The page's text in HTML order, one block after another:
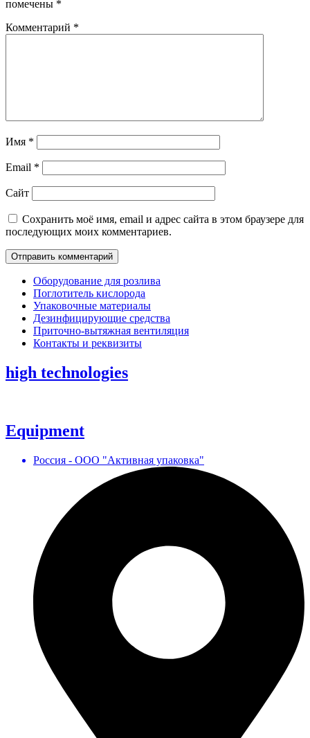
помечены *
Комментарий *
Имя *
Email *
Сайт
Сохранить моё имя, email и адрес сайта в этом браузере для
последующих моих комментариев.
Оборудование для розлива
Поглотитель кислорода
Упаковочные материалы
Дезинфицирующие средства
Приточно-вытяжная вентиляция
Контакты и реквизиты
high technologies
Equipment
Россия - ООО "Активная упаковка"